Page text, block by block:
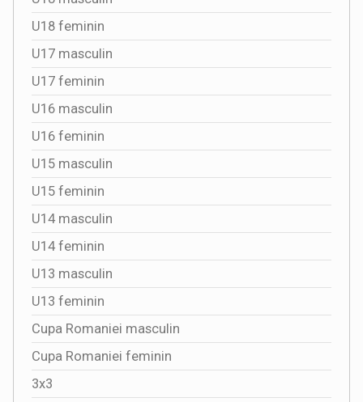
U18 feminin
U17 masculin
U17 feminin
U16 masculin
U16 feminin
U15 masculin
U15 feminin
U14 masculin
U14 feminin
U13 masculin
U13 feminin
Cupa Romaniei masculin
Cupa Romaniei feminin
3x3